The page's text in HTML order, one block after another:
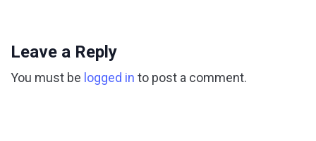
Leave a Reply
You must be logged in to post a comment.